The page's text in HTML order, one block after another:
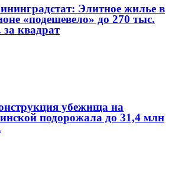
Элитное жилье в
«подешевело» до 270 тыс.
за квадрат
убежища на
подорожала до 31,4 млн